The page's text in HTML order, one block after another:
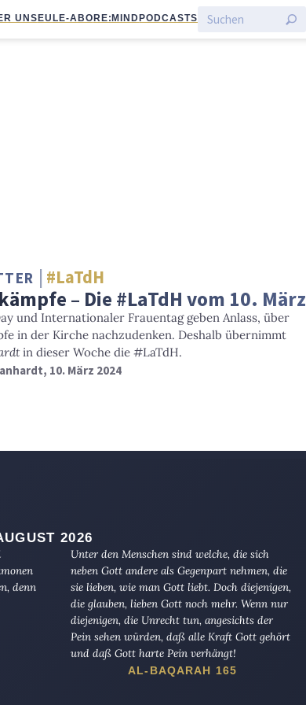
UNS EULE-ABO RE:MIND PODCASTS
#LaTdH
– Die #LaTdH vom 10. März
und Internationaler Frauentag geben Anlass, über
in der Kirche nachzudenken. Deshalb übernimmt
in dieser Woche die #LaTdH.
, 10. März 2024
2026
denn
Unter den Menschen sind welche, die sich
neben Gott andere als Gegenpart nehmen, die
sie lieben, wie man Gott liebt. Doch diejenigen,
die glauben, lieben Gott noch mehr. Wenn nur
diejenigen, die Unrecht tun, angesichts der
Pein sehen würden, daß alle Kraft Gott gehört
und daß Gott harte Pein verhängt!
AL-BAQARAH 165